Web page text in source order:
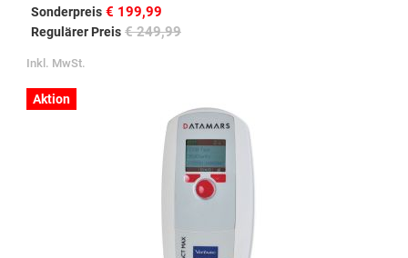
Sonderpreis € 199,99
Regulärer Preis € 249,99
Inkl. MwSt.
Aktion